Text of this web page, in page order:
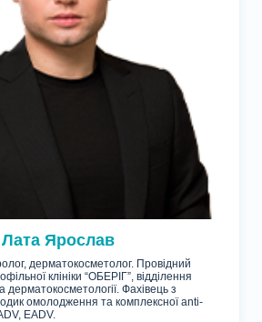
Лата Ярослав
дерматокосметолог. Провідний
клініки “ОБЕРІГ”, відділення
дерматокосметології. Фахівець з
омолодження та комплексної anti-
EADV.